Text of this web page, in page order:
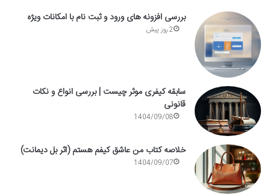
بررسی افزونه های ورود و ثبت نام با امکانات ویژه
2 روز پیش
سابقه کیفری موثر چیست | بررسی انواع و نکات
قانونی
1404/09/08
خلاصه کتاب من عاشق کیفم هستم (اثر بل دیمانت)
1404/09/07